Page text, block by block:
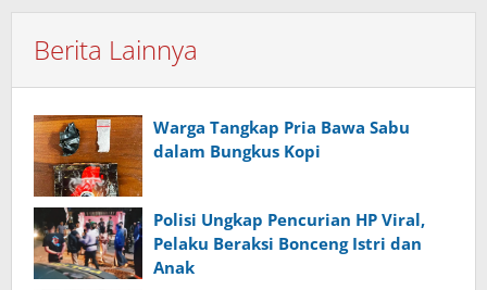
Berita Lainnya
Warga Tangkap Pria Bawa Sabu
dalam Bungkus Kopi
Polisi Ungkap Pencurian HP Viral,
Pelaku Beraksi Bonceng Istri dan
Anak